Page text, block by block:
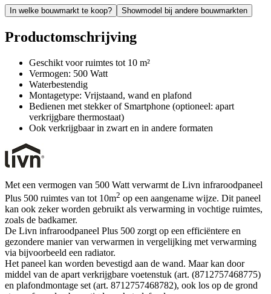
In welke bouwmarkt te koop? Showmodel bij andere bouwmarkten
Productomschrijving
Geschikt voor ruimtes tot 10 m²
Vermogen: 500 Watt
Waterbestendig
Montagetype: Vrijstaand, wand en plafond
Bedienen met stekker of Smartphone (optioneel: apart
verkrijgbare thermostaat)
Ook verkrijgbaar in zwart en in andere formaten
Met een vermogen van 500 Watt verwarmt de Livn infraroodpaneel
Plus 500 ruimtes van tot 10m2 op een aangename wijze. Dit paneel
kan ook zeker worden gebruikt als verwarming in vochtige ruimtes,
zoals de badkamer.
De Livn infraroodpaneel Plus 500 zorgt op een efficiëntere en
gezondere manier van verwarmen in vergelijking met verwarming
via bijvoorbeeld een radiator.
Het paneel kan worden bevestigd aan de wand. Maar kan door
middel van de apart verkrijgbare voetenstuk (art. (8712757468775)
en plafondmontage set (art. 8712757468782), ook los op de grond